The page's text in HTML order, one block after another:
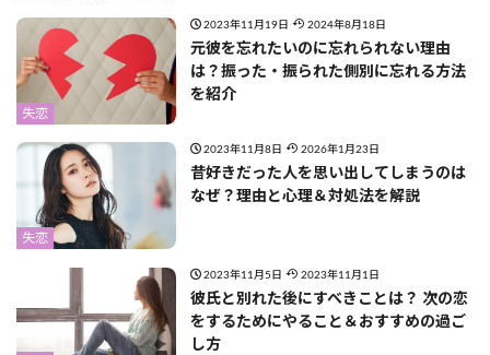
失恋
2023年11月19日 2024年8月18日
元彼を忘れたいのに忘れられない理由
は？振った・振られた側別に忘れる方法
を紹介
失恋
2023年11月8日 2026年1月23日
昔好きだった人を思い出してしまうのは
なぜ？理由と心理＆対処法を解説
2023年11月5日 2023年11月1日
彼氏と別れた後にすべきことは？ 次の恋
をするためにやること＆おすすめの過ご
し方